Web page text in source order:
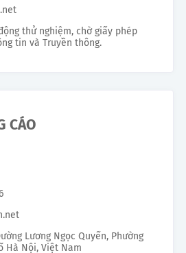
thử nghiệm, chờ giấy phép
tin và Truyền thông.
CÁO
Lương Ngọc Quyến, Phường
Hà Nội, Việt Nam